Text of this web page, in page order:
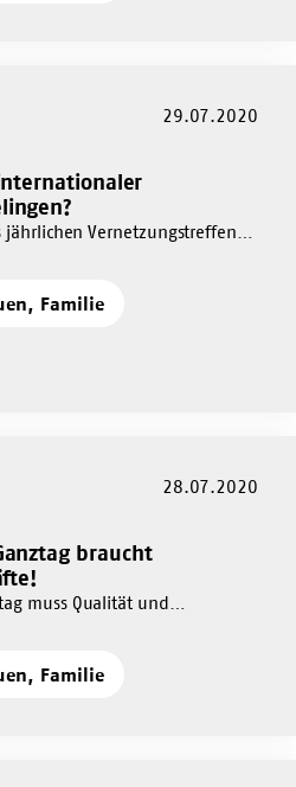
29.07.2020
Vernetzungstreffens
in der AWO und im
Familie
28.07.2020
braucht
muss Qualität und
Familie